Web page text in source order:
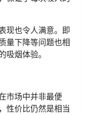
现也令人满意。即
量下降等问题也相
吸烟体验。
市场中并非最便
性价比仍然是相当